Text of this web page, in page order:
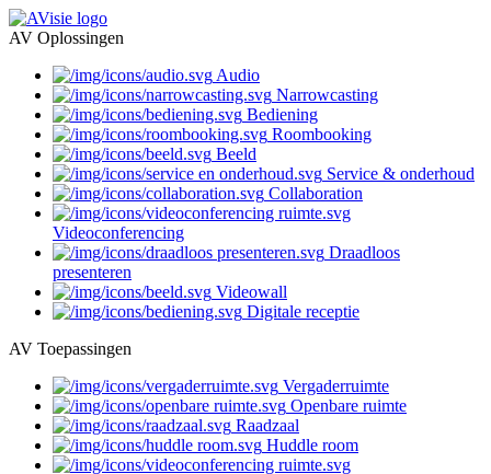
AV Oplossingen
Audio
Narrowcasting
Bediening
Roombooking
Beeld
Service & onderhoud
Collaboration
Videoconferencing
Draadloos
presenteren
Videowall
Digitale receptie
AV Toepassingen
Vergaderruimte
Openbare ruimte
Raadzaal
Huddle room